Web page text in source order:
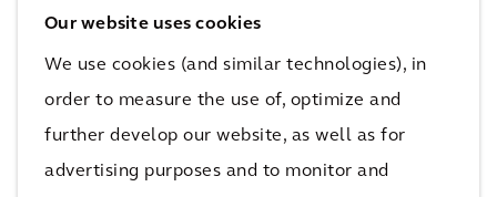
Our website uses cookies
We use cookies (and similar technologies), in
order to measure the use of, optimize and
further develop our website, as well as for
advertising purposes and to monitor and
Umgang mit Ressourcen tragen neben der
intelligenten Nutzung nachhaltiger Baustoffe und der
Verwendung wiederverwertbarer Materialien auch
Geothermie- und Photovoltaikanlagen, die Nutzung
von Regenwasser sowie ein Erdkanal zur